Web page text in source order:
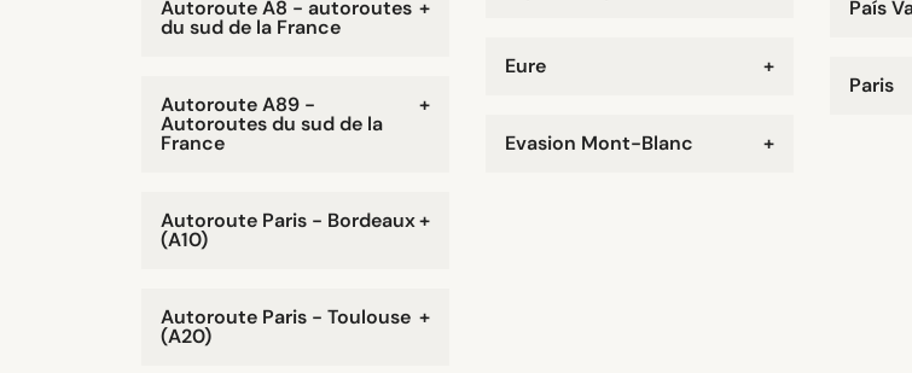
+
Autoroute A8 - autoroutes
du sud de la France
+
Autoroute A89 -
Autoroutes du sud de la
France
+
Autoroute Paris - Bordeaux
(A10)
+
Autoroute Paris - Toulouse
(A20)
+
Eure
+
Evasion Mont-Blanc
País
Paris